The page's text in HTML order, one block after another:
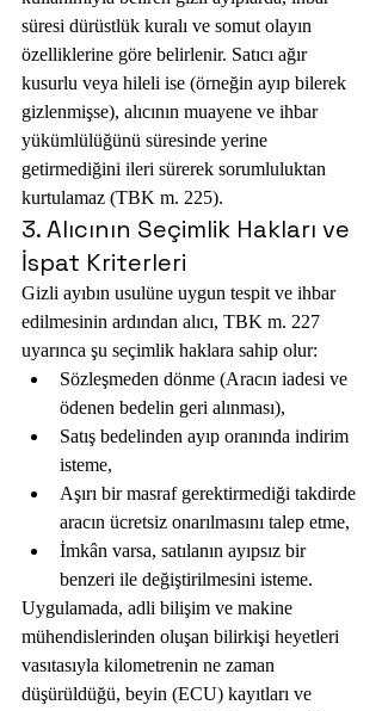
süresi dürüstlük kuralı ve somut olayın
özelliklerine göre belirlenir. Satıcı ağır
kusurlu veya hileli ise (örneğin ayıp bilerek
gizlenmişse), alıcının muayene ve ihbar
yükümlülüğünü süresinde yerine
getirmediğini ileri sürerek sorumluluktan
kurtulamaz (TBK m. 225).
3. Alıcının Seçimlik Hakları ve
İspat Kriterleri
Gizli ayıbın usulüne uygun tespit ve ihbar
edilmesinin ardından alıcı, TBK m. 227
uyarınca şu seçimlik haklara sahip olur:
Sözleşmeden dönme (Aracın iadesi ve
ödenen bedelin geri alınması),
Satış bedelinden ayıp oranında indirim
isteme,
Aşırı bir masraf gerektirmediği takdirde
aracın ücretsiz onarılmasını talep etme,
İmkân varsa, satılanın ayıpsız bir
benzeri ile değiştirilmesini isteme.
Uygulamada, adli bilişim ve makine
mühendislerinden oluşan bilirkişi heyetleri
vasıtasıyla kilometrenin ne zaman
düşürüldüğü, beyin (ECU) kayıtları ve